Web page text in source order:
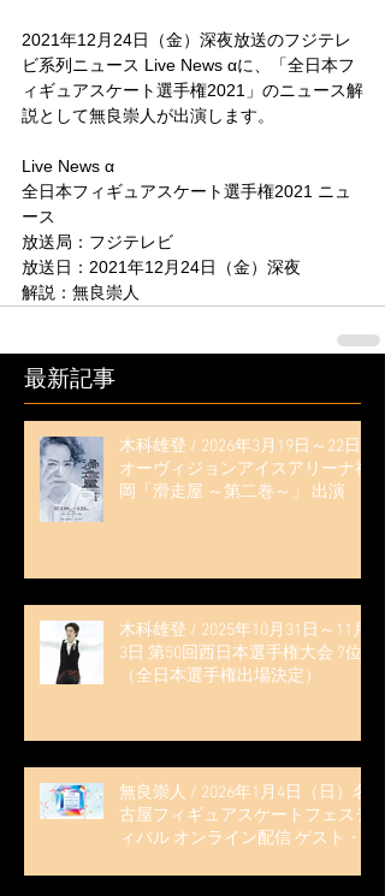
2021年12月24日（金）深夜放送のフジテレ
ビ系列ニュース Live News αに、「全日本フ
ィギュアスケート選手権2021 」のニュース解
説として無良崇人が出演します。
Live News α
全日本フィギュアスケート選手権2021 ニュ
ース
放送局：フジテレビ
放送日：2021年12月24日（金）深夜
解説：無良崇人
最新記事
木科雄登 / 2026年3月19日～22日
オーヴィジョンアイスアリーナ福
岡「滑走屋 ～第二巻～」 出演
木科雄登 / 2025年10月31日～11月
3日 第50回西日本選手権大会 7位
（全日本選手権出場決定）
無良崇人 / 2026年1月4日（日）名
古屋フィギュアスケートフェステ
ィバル オンライン配信 ゲスト・